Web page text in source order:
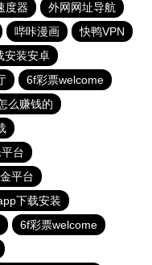
度器
外网网址导航
哔咔漫画
快鸭VPN
安装安卓
6f彩票welcome
么赚钱的
台
平台
下载安装
6f彩票welcome